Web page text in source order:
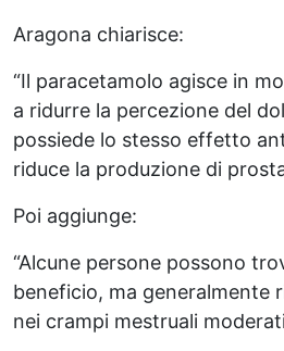
Aragona chiarisce:
“Il paracetamolo agisce in
a ridurre la percezione del
possiede lo stesso effetto
riduce la produzione di
Poi aggiunge:
“Alcune persone possono
beneficio, ma generalmente
nei crampi mestruali